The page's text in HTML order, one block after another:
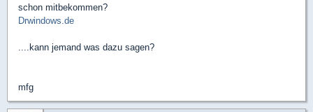
schon mitbekommen?
Drwindows.de
....kann jemand was dazu sagen?
mfg